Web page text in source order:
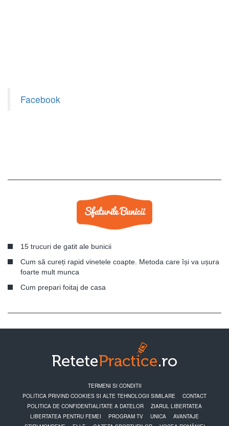
Facebook
15 trucuri de gatit ale bunicii
Cum să cureți rapid vinetele coapte. Metoda care își va ușura
foarte mult munca
Cum prepari foitaj de casa
TERMENI SI CONDITII
POLITICA PRIVIND COOKIES SI ALTE TEHNOLOGII SIMILARE
CONTACT
POLITICA DE CONFIDENTIALITATE A DATELOR
ZIARUL LIBERTATEA
LIBERTATEA PENTRU FEMEI
PROGRAM TV UNICA
AVANTAJE